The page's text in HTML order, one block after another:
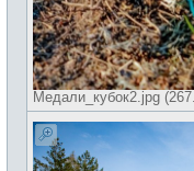
Медали_кубок2.jpg